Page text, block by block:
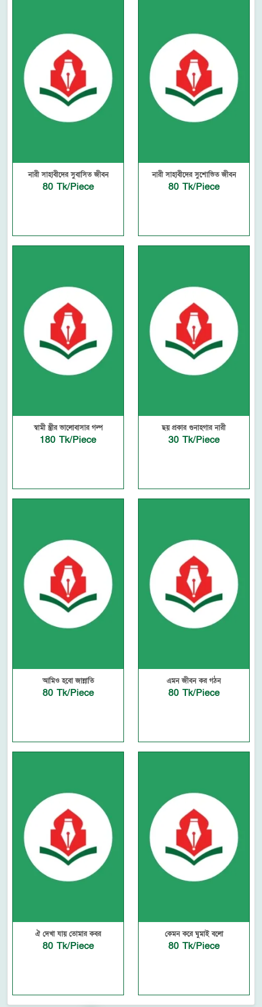
নারী সাহাবীদের সুবাসিত জীবন
80 Tk/Piece
নারী সাহাবীদের সুশোভিত জীবন
80 Tk/Piece
স্বামী স্ত্রীর ভালোবাসার গল্প
180 Tk/Piece
ছয় প্রকার গুনাহগার নারী
30 Tk/Piece
আমিও হবো জান্নাতি
80 Tk/Piece
এমন জীবন কর গঠন
80 Tk/Piece
ঐ দেখা যায় তোমার কবর
80 Tk/Piece
কেমন করে ঘুমাই বলো
80 Tk/Piece